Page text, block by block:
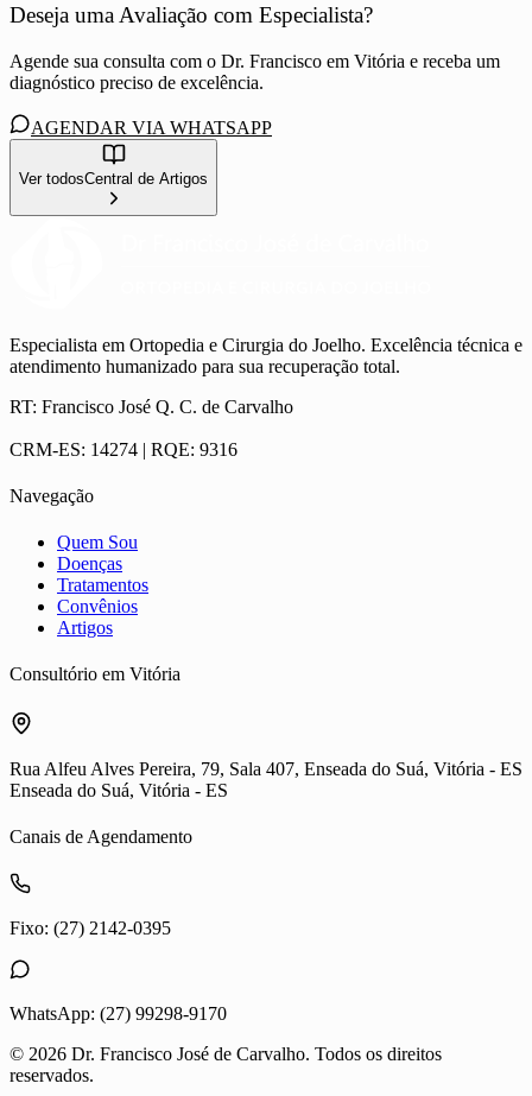
Deseja uma Avaliação com Especialista?
Agende sua consulta com o Dr. Francisco em Vitória e receba um
diagnóstico preciso de excelência.
AGENDAR VIA WHATSAPP
Ver todosCentral de Artigos
Especialista em Ortopedia e Cirurgia do Joelho. Excelência técnica e
atendimento humanizado para sua recuperação total.
RT: Francisco José Q. C. de Carvalho
CRM-ES: 14274 | RQE: 9316
Navegação
Quem Sou
Doenças
Tratamentos
Convênios
Artigos
Consultório em Vitória
Rua Alfeu Alves Pereira, 79, Sala 407, Enseada do Suá, Vitória - ES
Enseada do Suá, Vitória - ES
Canais de Agendamento
Fixo: (27) 2142-0395
WhatsApp: (27) 99298-9170
© 2026 Dr. Francisco José de Carvalho. Todos os direitos
reservados.